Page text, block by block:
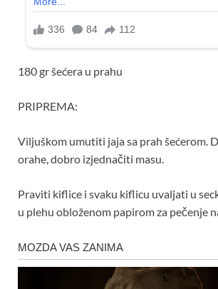
180 gr šećera u prahu
PRIPREMA:
Viljuškom umutiti jaja sa prah šećerom.
orahe, dobro izjednačiti masu.
Praviti kiflice i svaku kiflicu uvaljati u
u plehu obloženom papirom za pečenje